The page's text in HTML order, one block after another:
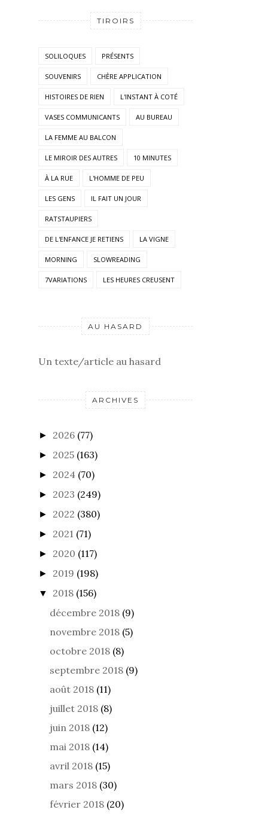
TIROIRS
SOLILOQUES PRÉSENTS
SOUVENIRS CHÈRE APPLICATION
HISTOIRES DE RIEN L'INSTANT À COTÉ
VASES COMMUNICANTS AU BUREAU
LA FEMME AU BALCON
LE MIROIR DES AUTRES 10 MINUTES
À LA RUE L'HOMME DE PEU
LES GENS IL FAIT UN JOUR
RATSTAUPIERS
DE L'ENFANCE JE RETIENS LA VIGNE
MORNING SLOWREADING
7VARIATIONS LES HEURES CREUSENT
AU HASARD
Un texte/article au hasard
ARCHIVES
► 2026 (77)
► 2025 (163)
► 2024 (70)
► 2023 (249)
► 2022 (380)
► 2021 (71)
► 2020 (117)
► 2019 (198)
▼ 2018 (156)
décembre 2018 (9)
novembre 2018 (5)
octobre 2018 (8)
septembre 2018 (9)
août 2018 (11)
juillet 2018 (8)
juin 2018 (12)
mai 2018 (14)
avril 2018 (15)
mars 2018 (30)
février 2018 (20)